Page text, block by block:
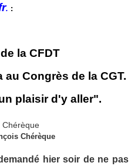
. :
la CFDT
Congrès de la CGT.
plaisir d'y aller".
Chérèque
hier soir de ne pas